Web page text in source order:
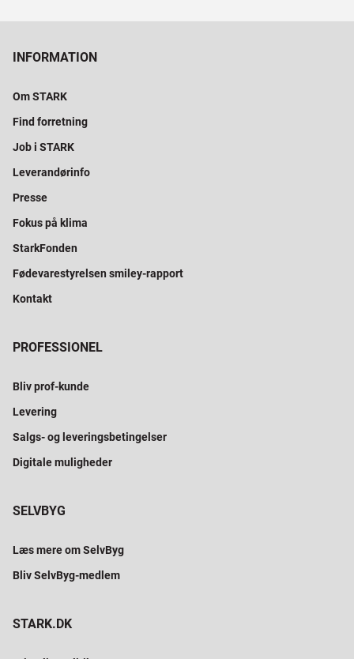
INFORMATION
Om STARK
Find forretning
Job i STARK
Leverandørinfo
Presse
Fokus på klima
StarkFonden
Fødevarestyrelsen smiley-rapport
Kontakt
PROFESSIONEL
Bliv prof-kunde
Levering
Salgs- og leveringsbetingelser
Digitale muligheder
SELVBYG
Læs mere om SelvByg
Bliv SelvByg-medlem
STARK.DK